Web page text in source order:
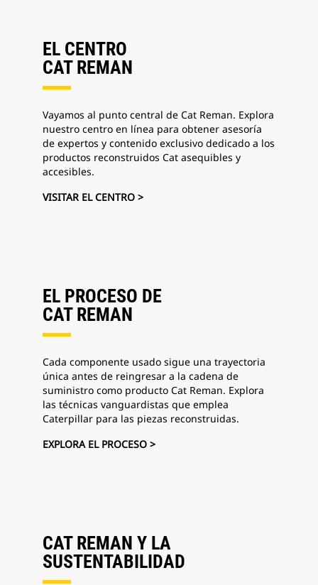
EL CENTRO
CAT REMAN
Vayamos al punto central de Cat Reman. Explora
nuestro centro en línea para obtener asesoría
de expertos y contenido exclusivo dedicado a los
productos reconstruidos Cat asequibles y
accesibles.
VISITAR EL CENTRO >
EL PROCESO DE
CAT REMAN
Cada componente usado sigue una trayectoria
única antes de reingresar a la cadena de
suministro como producto Cat Reman. Explora
las técnicas vanguardistas que emplea
Caterpillar para las piezas reconstruidas.
EXPLORA EL PROCESO >
CAT REMAN Y LA
SUSTENTABILIDAD